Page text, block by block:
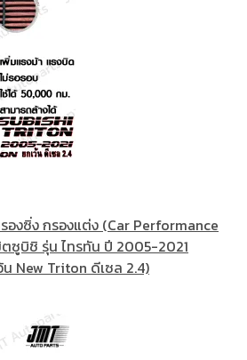
องซิ่ง กรองแต่ง (Car Performance
ซูบิชิ รุ่น ไทรทัน ปี 2005-2021
New Triton ดีเซล 2.4)